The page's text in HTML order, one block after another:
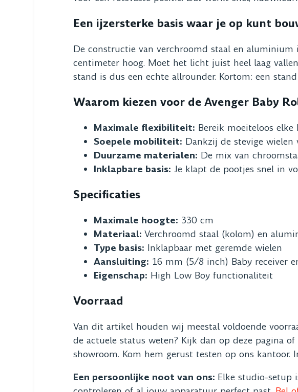
Een ijzersterke basis waar je op kunt
De constructie van verchroomd staal en aluminium
centimeter hoog. Moet het licht juist heel laag
stand is dus een echte allrounder. Kortom: een
Waarom kiezen voor de Avenger Baby
Maximale flexibiliteit: Bereik moeiteloos
Soepele mobiliteit: Dankzij de stevige
Duurzame materialen: De mix van
Inklapbare basis: Je klapt de pootjes snel in
Specificaties
Maximale hoogte: 330 cm
Materiaal: Verchroomd staal (kolom) en
Type basis: Inklapbaar met geremde wielen
Aansluiting: 16 mm (5/8 inch) Baby receiver
Eigenschap: High Low Boy functionaliteit
Voorraad
Van dit artikel houden wij meestal voldoende
de actuele status weten? Kijk dan op deze pagina
showroom. Kom hem gerust testen op ons kantoor.
Een persoonlijke noot van ons: Elke studio-setup